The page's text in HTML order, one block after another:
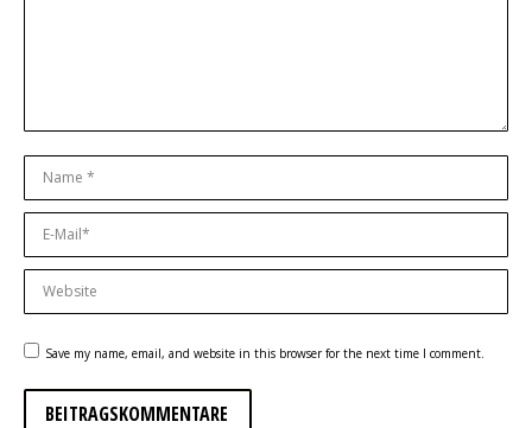
Name *
E-Mail *
Website
Save my name, email, and website in this browser for the next time I comment.
BEITRAGSKOMMENTARE